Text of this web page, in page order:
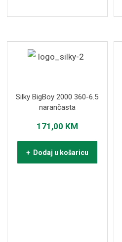
Silky BigBoy 2000 360-6.5
narančasta
171,00 KM
+ Dodaj u košaricu